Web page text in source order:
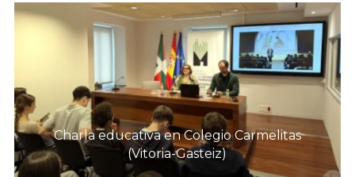
Charla educativa en Colegio Carmelitas
(Vitoria-Gasteiz)